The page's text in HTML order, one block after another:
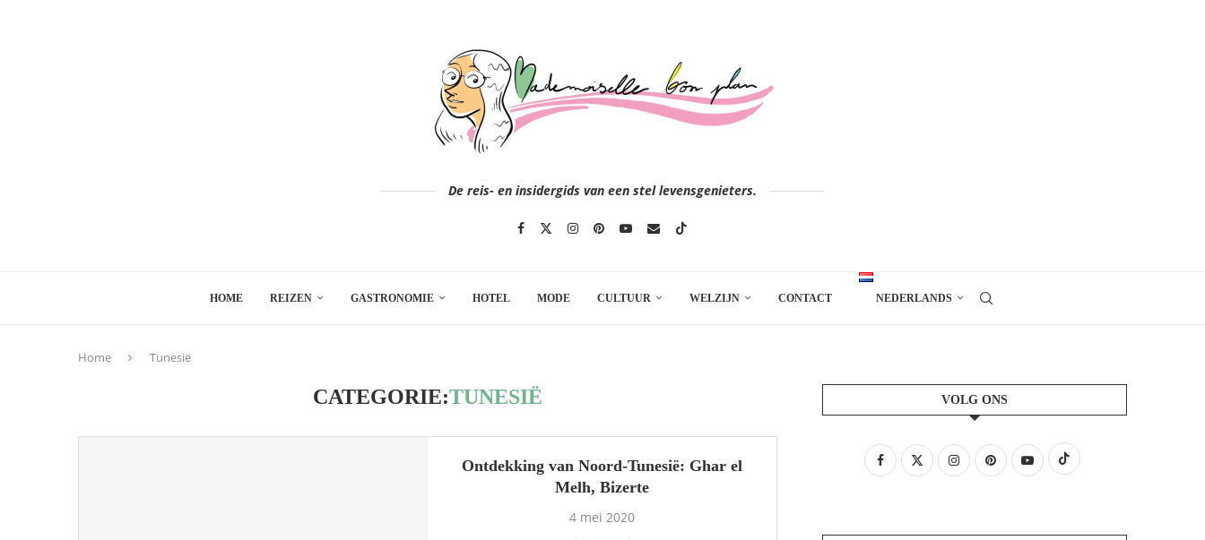
De reis- en insidergids van een stel levensgenieters.
HOME REIZEN GASTRONOMIE HOTEL MODE CULTUUR WELZIJN CONTACT NEDERLANDS
Home Tunesië
CATEGORIE:TUNESIË
Ontdekking van Noord-Tunesië: Ghar el
Melh, Bizerte
4 mei 2020
VOLG ONS